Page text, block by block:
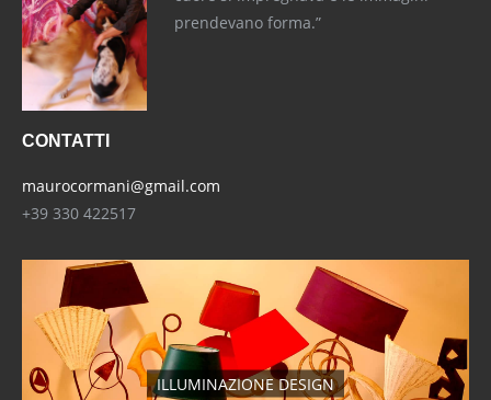
prendevano forma.”
CONTATTI
maurocormani@gmail.com
+39 330 422517
ILLUMINAZIONE DESIGN